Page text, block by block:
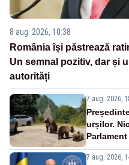
8 aug. 2026, 10:38
România își păstrează
Un semnal pozitiv, dar și
autorități
7 aug. 2026,
urșilor.
7 aug. 2026,